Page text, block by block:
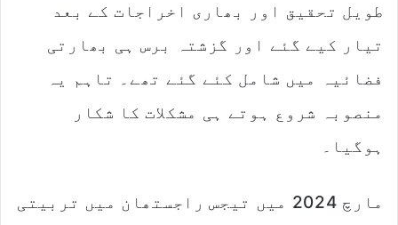
طویل تحقیق اور بھاری اخراجات کے بعد
تیار کیے گئے اور گزشتہ برس ہی بھارتی
فضائیہ میں شامل کئے گئے تھے۔ تاہم یہ
منصوبہ شروع ہوتے ہی مشکلات کا شکار
ہوگیا۔
مارچ 2024 میں تیجس راجستھان میں تربیتی